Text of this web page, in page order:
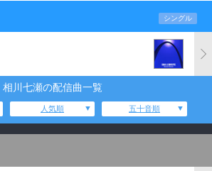
シングル
相川七瀬の配信曲一覧
人気順 五十音順